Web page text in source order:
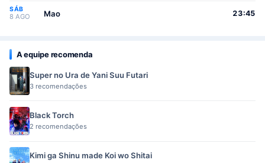
SÁB
8 AGO Mao 23:45
A equipe recomenda
Super no Ura de Yani Suu Futari
3 recomendações
Black Torch
2 recomendações
Kimi ga Shinu made Koi wo Shitai